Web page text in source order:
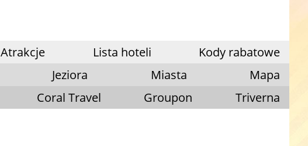
Atrakcje Lista hoteli
Kody rabatowe
Jeziora Miasta
Mapa
Coral Travel Groupon Triverna